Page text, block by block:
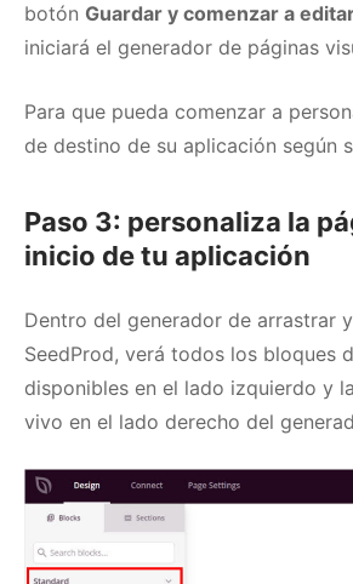
botón Guardar y comenzar a
iniciará el generador de páginas
Para que pueda comenzar a
de destino de su aplicación según
Paso 3: personaliza la
inicio de tu aplicación
Dentro del generador de arrastrar
SeedProd, verá todos los bloques
disponibles en el lado izquierdo y
vivo en el lado derecho del